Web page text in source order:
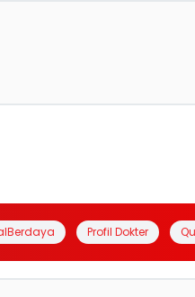
Profil Dokter